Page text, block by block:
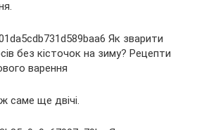
саме ще двічі.